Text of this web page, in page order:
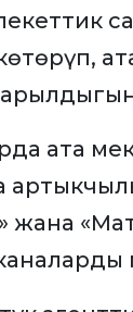
ата
жана